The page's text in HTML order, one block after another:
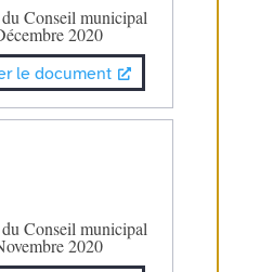
Conseil municipal
2020
le document
Conseil municipal
2020